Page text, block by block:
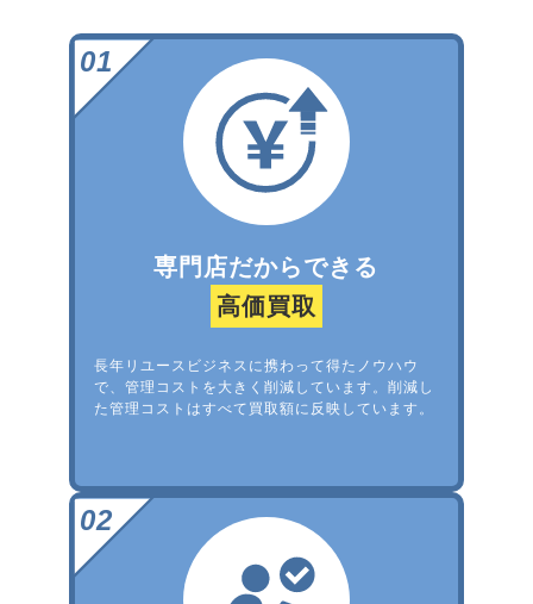
専門店だからできる
高価買取
長年リユースビジネスに携わって得たノウハウ
で、管理コストを大きく削減しています。削減し
た管理コストはすべて買取額に反映しています。